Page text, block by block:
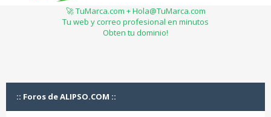
🚀 TuMarca.com + Hola@TuMarca.com
Tu web y correo profesional en minutos
Obten tu dominio!
:: Foros de ALIPSO.COM ::